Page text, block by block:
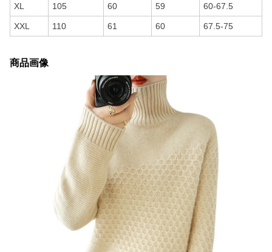
XL 105 60 59 60-67.5
XXL 110 61 60 67.5-75
商品画像